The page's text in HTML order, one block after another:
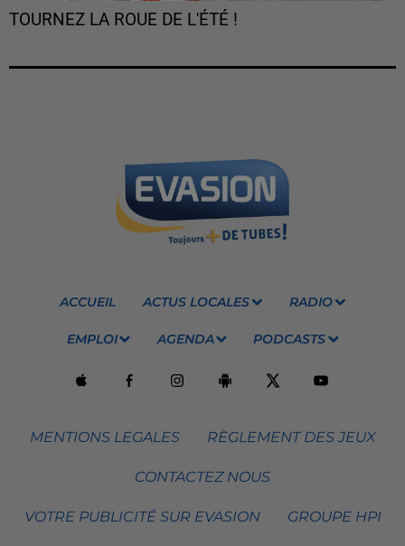
TOURNEZ LA ROUE DE L'ÉTÉ !
ACCUEIL ACTUS LOCALES RADIO
EMPLOI AGENDA PODCASTS
MENTIONS LEGALES RÈGLEMENT DES JEUX
CONTACTEZ NOUS
VOTRE PUBLICITÉ SUR EVASION GROUPE HPI